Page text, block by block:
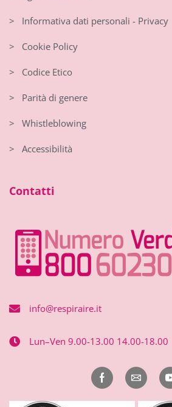
> Informativa dati personali - Privacy
> Cookie Policy
> Codice Etico
> Parità di genere
> Whistleblowing
> Accessibilità
Contatti
info@respiraire.it
Lun–Ven 9.00-13.00 14.00-18.00